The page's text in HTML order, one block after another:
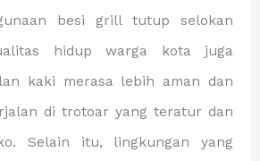
besi grill tutup selokan
hidup warga kota juga
kaki merasa lebih aman dan
di trotoar yang teratur dan
Selain itu, lingkungan yang